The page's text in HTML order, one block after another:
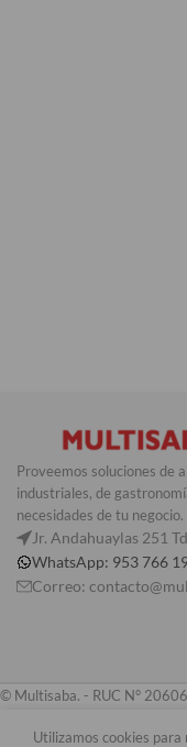
Proveemos soluciones de
industriales, de
necesidades de tu negocio.
Jr. Andahuaylas 251
WhatsApp: 953 766
Correo:
© Multisaba. - RUC N°
Utilizamos cookies